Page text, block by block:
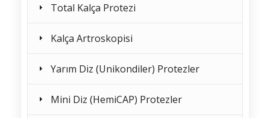
Total Kalça Protezi
Kalça Artroskopisi
Yarım Diz (Unikondiler) Protezler
Mini Diz (HemiCAP) Protezler